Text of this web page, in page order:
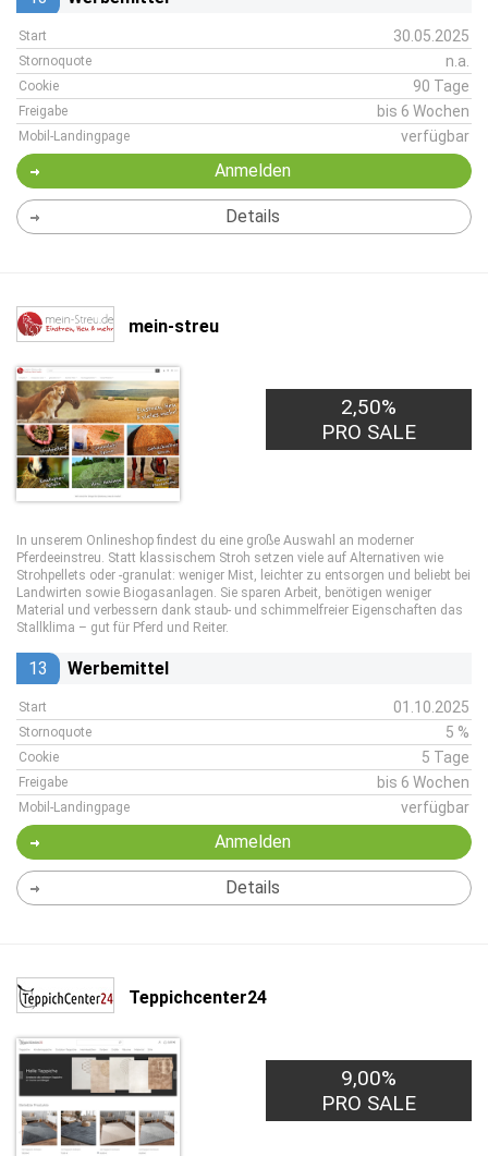
Start 30.05.2025
Stornoquote n.a.
Cookie 90 Tage
Freigabe bis 6 Wochen
Mobil-Landingpage verfügbar
Anmelden
Details
mein-streu
2,50%
PRO SALE
In unserem Onlineshop findest du eine große Auswahl an moderner
Pferdeeinstreu. Statt klassischem Stroh setzen viele auf Alternativen wie
Strohpellets oder -granulat: weniger Mist, leichter zu entsorgen und beliebt bei
Landwirten sowie Biogasanlagen. Sie sparen Arbeit, benötigen weniger
Material und verbessern dank staub- und schimmelfreier Eigenschaften das
Stallklima – gut für Pferd und Reiter.
13 Werbemittel
Start 01.10.2025
Stornoquote 5 %
Cookie 5 Tage
Freigabe bis 6 Wochen
Mobil-Landingpage verfügbar
Anmelden
Details
Teppichcenter24
9,00%
PRO SALE